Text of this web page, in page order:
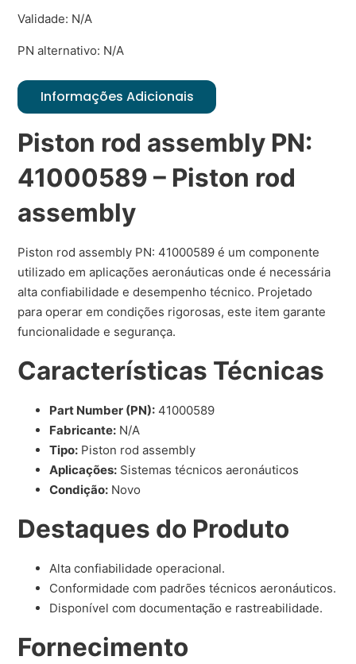
Validade: N/A
PN alternativo: N/A
Informações Adicionais
Piston rod assembly PN:
41000589 – Piston rod
assembly
Piston rod assembly PN: 41000589 é um componente
utilizado em aplicações aeronáuticas onde é necessária
alta confiabilidade e desempenho técnico. Projetado
para operar em condições rigorosas, este item garante
funcionalidade e segurança.
Características Técnicas
Part Number (PN): 41000589
Fabricante: N/A
Tipo: Piston rod assembly
Aplicações: Sistemas técnicos aeronáuticos
Condição: Novo
Destaques do Produto
Alta confiabilidade operacional.
Conformidade com padrões técnicos aeronáuticos.
Disponível com documentação e rastreabilidade.
Fornecimento